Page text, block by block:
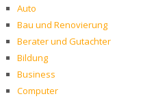
Auto
Bau und Renovierung
Berater und Gutachter
Bildung
Business
Computer